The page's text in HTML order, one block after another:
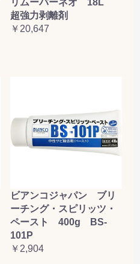
超強力剥離剤
￥20,647
ビアンコジャパン ブリ
ーチング・スピリッツ・
ペースト 400g BS-
101P
￥2,904